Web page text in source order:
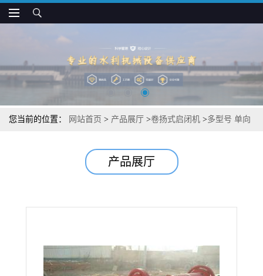
您当前的位置： 网站首页 > 产品展厅 >卷扬式启闭机 >多型号 单向
产品展厅